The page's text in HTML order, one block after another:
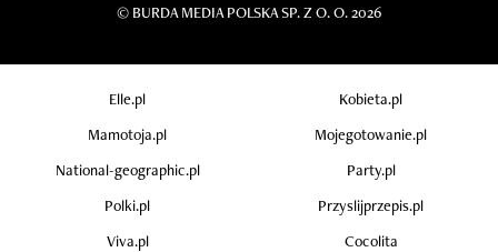
© BURDA MEDIA POLSKA SP. Z O. O. 2026
Elle.pl
Kobieta.pl
Mamotoja.pl
Mojegotowanie.pl
National-geographic.pl
Party.pl
Polki.pl
Przyslijprzepis.pl
Viva.pl
Cocolita